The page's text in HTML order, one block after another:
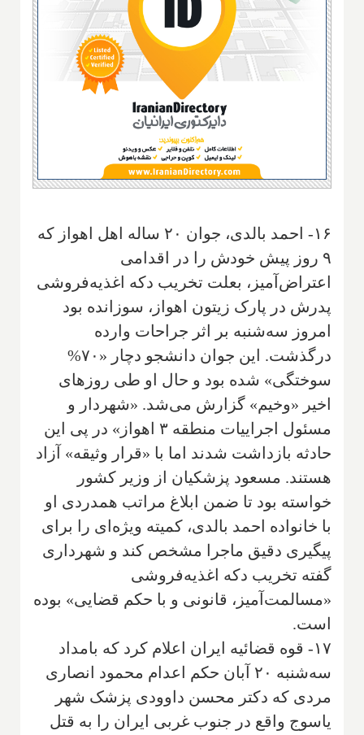
۱۶- احمد بالدی، جوان ۲۰ ساله اهل اهواز که
۹ روز پیش خودش را در اقدامی
اعتراض‌آمیز، بعلت تخریب دکه اغذیه‌فروشی
پدرش در پارک زیتون اهواز، سوزانده بود
امروز سه‌شنبه بر اثر جراحات وارده
درگذشت. این جوان دانشجو دچار «۷۰%
سوختگی» شده بود و حال او طی روزهای
اخیر «وخیم» گزارش می‌شد. «شهردار و
مسئول اجراییات منطقه ۳ اهواز» در پی این
حادثه بازداشت شدند اما با «قرار وثیقه» آزاد
هستند. مسعود پزشکیان از وزیر کشور
خواسته بود تا ضمن ابلاغ مراتب همدردی او
با خانواده احمد بالدی، کمیته ویژه‌ای را برای
پیگیری دقیق ماجرا مشخص کند و شهرداری
گفته تخریب دکه اغذیه‌فروشی
«مسالمت‌آمیز، قانونی و با حکم قضایی» بوده
است.
۱۷- قوه قضائیه ایران اعلام کرد که بامداد
سه‌شنبه ۲۰ آبان حکم اعدام محمود انصاری
مردی که دکتر محسن داوودی پزشک شهر
یاسوج واقع در جنوب غربی ایران را به قتل